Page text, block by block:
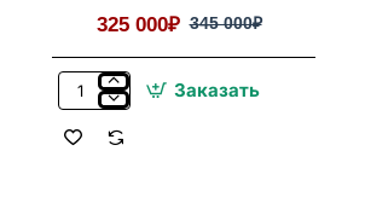
325 000₽ 345 000₽
Садовая
Для
Заказать